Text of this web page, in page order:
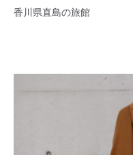
香川県直島の旅館